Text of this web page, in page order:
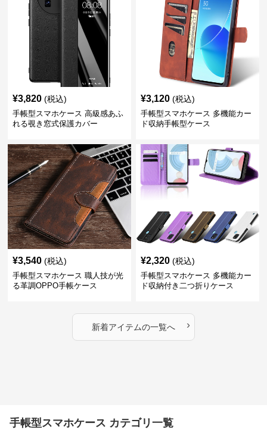
¥3,820 (税込)
手帳型スマホケース 高級感あふ
れる覗き窓式保護カバー
¥3,120 (税込)
手帳型スマホケース 多機能カー
ド収納手帳型ケース
¥3,540 (税込)
手帳型スマホケース 職人技が光
る革調OPPO手帳ケース
¥2,320 (税込)
手帳型スマホケース 多機能カー
ド収納付き二つ折りケース
新着アイテムの一覧へ ›
手帳型スマホケース カテゴリ一覧